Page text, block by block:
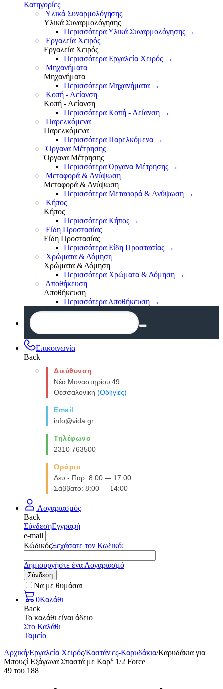
Κατηγορίες
Υλικά Συναρμολόγησης
Υλικά Συναρμολόγησης
Περισσότερα Υλικά Συναρμολόγησης →
Εργαλεία Χειρός
Εργαλεία Χειρός
Περισσότερα Εργαλεία Χειρός →
Μηχανήματα
Μηχανήματα
Περισσότερα Μηχανήματα →
Κοπή - Λείανση
Κοπή - Λείανση
Περισσότερα Κοπή - Λείανση →
Παρελκόμενα
Παρελκόμενα
Περισσότερα Παρελκόμενα →
Όργανα Μέτρησης
Όργανα Μέτρησης
Περισσότερα Όργανα Μέτρησης →
Μεταφορά & Ανύψωση
Μεταφορά & Ανύψωση
Περισσότερα Μεταφορά & Ανύψωση →
Κήπος
Κήπος
Περισσότερα Κήπος →
Είδη Προστασίας
Είδη Προστασίας
Περισσότερα Είδη Προστασίας →
Χρώματα & Δόμηση
Χρώματα & Δόμηση
Περισσότερα Χρώματα & Δόμηση →
Αποθήκευση
Αποθήκευση
Περισσότερα Αποθήκευση →
Επικοινωνία
Back
Διεύθυνση
Νέα Μοναστηρίου 49
Θεσσαλονίκη (Οδηγίες)
Email
info@vida.gr
Τηλέφωνο
2310 763500
Ωράριο
Δευ - Παρ: 8:00 — 17:00
Σάββατο: 8:00 — 14:00
Λογαριασμός
Back
ΣύνδεσηΕγγραφή
e-mail
ΚώδικόςΞεχάσατε τον Κωδικό;
Δημιουργήστε ένα Λογαριασμό
Σύνδεση
Να με θυμάσαι
0Καλάθι
Back
Το καλάθι είναι άδειο
Στο Καλάθι
Ταμείο
Αρχική/Εργαλεία Χειρός/Καστάνιες-Καρυδάκια/Καρυδάκια για
Μπουζί Εξάγωνα Σπαστά με Καρέ 1/2 Force
49 του 188